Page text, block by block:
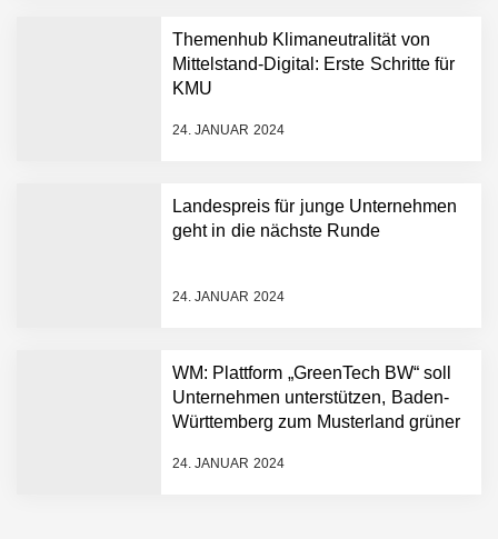
Themenhub Klimaneutralität von
Mittelstand-Digital: Erste Schritte für
KMU
24. JANUAR 2024
Landespreis für junge Unternehmen
geht in die nächste Runde
24. JANUAR 2024
WM: Plattform „GreenTech BW“ soll
Unternehmen unterstützen, Baden-
Württemberg zum Musterland grüner
24. JANUAR 2024
Humanoider Roboter bringt
Hightech ins Stadion
Simulationsdienstleistung in
FiniteNow ermöglicht
Entwicklungsprozesse
Pyck im Employer Portrait
Maximilian Mack von Pyck